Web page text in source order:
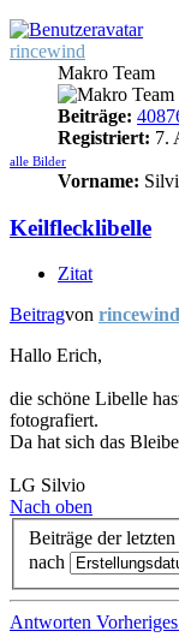
rincewind
Makro Team
Beiträge:
Registriert: 7.
alle Bilder
Vorname:
Keilflecklibelle
Zitat
Beitragvon rincewind
Hallo Erich,
die schöne Libelle
fotografiert.
Da hat sich das
LG Silvio
Nach oben
Beiträge der
nach
Antworten